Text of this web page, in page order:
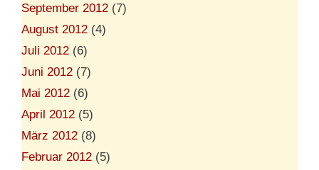
September 2012 (7)
August 2012 (4)
Juli 2012 (6)
Juni 2012 (7)
Mai 2012 (6)
April 2012 (5)
März 2012 (8)
Februar 2012 (5)